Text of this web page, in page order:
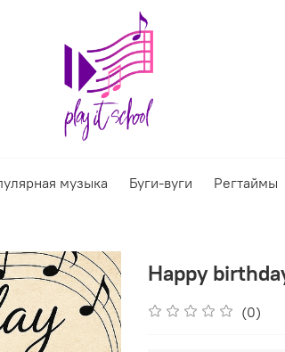
музыка Буги-вуги Регтаймы
Happy
(0)